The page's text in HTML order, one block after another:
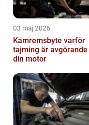
03 maj 2026
Kamremsbyte varför
tajming är
din motor